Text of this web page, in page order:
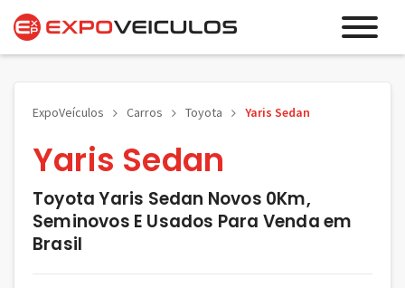
ExpoVeículos Carros Toyota Yaris Sedan
Yaris Sedan
Toyota Yaris Sedan Novos 0Km,
Seminovos E Usados Para Venda em
Brasil